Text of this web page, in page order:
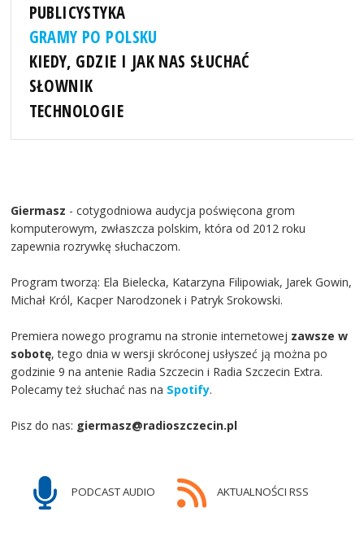
PUBLICYSTYKA
GRAMY PO POLSKU
KIEDY, GDZIE I JAK NAS SŁUCHAĆ
SŁOWNIK
TECHNOLOGIE
Giermasz - cotygodniowa audycja poświęcona grom
komputerowym, zwłaszcza polskim, która od 2012 roku
zapewnia rozrywkę słuchaczom.
Program tworzą: Ela Bielecka, Katarzyna Filipowiak, Jarek Gowin,
Michał Król, Kacper Narodzonek i Patryk Srokowski.
Premiera nowego programu na stronie internetowej zawsze w
sobotę, tego dnia w wersji skróconej usłyszeć ją można po
godzinie 9 na antenie Radia Szczecin i Radia Szczecin Extra.
Polecamy też słuchać nas na Spotify.
Pisz do nas: giermasz@radioszczecin.pl
PODCAST AUDIO AKTUALNOŚCI RSS